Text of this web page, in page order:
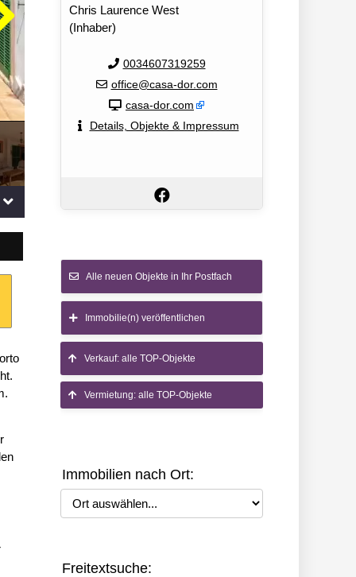
Chris Laurence West
(Inhaber)
0034607319259
office@casa-dor.com
casa-dor.com
Details, Objekte & Impressum
Alle neuen Objekte in Ihr Postfach
Immobilie(n) veröffentlichen
Verkauf: alle TOP-Objekte
Vermietung: alle TOP-Objekte
Immobilien nach Ort:
Ort auswählen
Freitextsuche: